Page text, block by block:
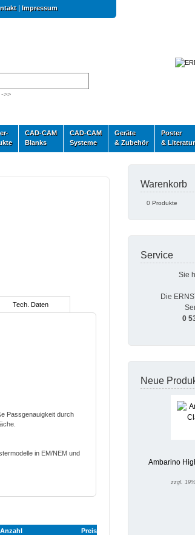
| Impressum
>>
CAD-CAM
Blanks
CAD-CAM
Systeme
Geräte
& Zubehör
Poster
& Literatur
Tech. Daten
Passgenauigkeit durch
in EM/NEM und
Anzahl Preis
Warenkorb
0 Produkte
Service
Sie
Die
0
Neue
Ambarino
zzgl.